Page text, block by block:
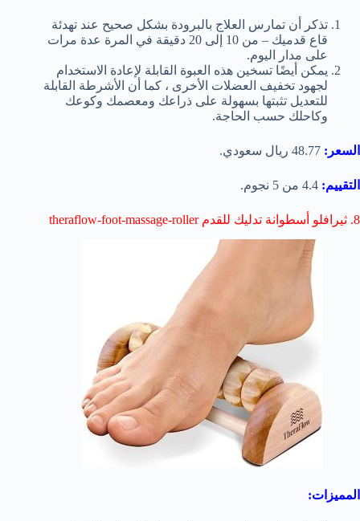
تذكر أن تمارس العلاج بالبرودة بشكل صحيح عند تهدئة
قاع قدميك – من 10 إلى 20 دقيقة في المرة عدة مرات
على مدار اليوم.
يمكن أيضًا تسخين هذه العبوة القابلة لإعادة الاستخدام
لجهود تخفيف العضلات الأخرى ، كما أن الأشرطة القابلة
للتعديل تثبتها بسهولة على ذراعك ومعصمك وكوعك
وكاحلك حسب الحاجة.
السعر: 48.77 ريال سعودي.
التقييم:
8. ثيرافلو أسطوانة تدليك للقدم theraflow-foot-massage-roller
المميزات: